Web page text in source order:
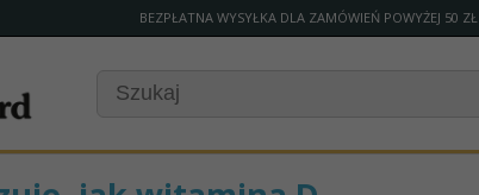
BEZPŁATNA WYSYŁKA DLA ZAMÓWIEŃ POWYŻEJ 50 ZŁ